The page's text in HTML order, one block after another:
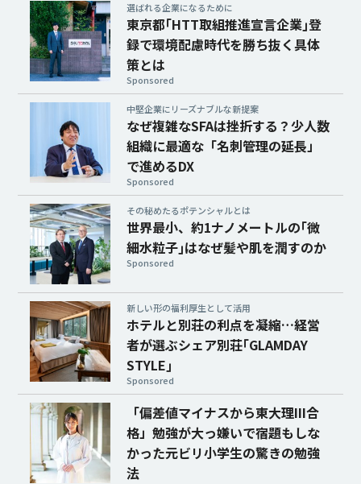
選ばれる企業になるために
東京都｢HTT取組推進宣言企業｣登
録で環境配慮時代を勝ち抜く具体
策とは
Sponsored
中堅企業にリーズナブルな新提案
なぜ複雑なSFAは挫折する？少人数
組織に最適な「名刺管理の延長」
で進めるDX
Sponsored
その秘めたるポテンシャルとは
世界最小、約1ナノメートルの｢微
細水粒子｣はなぜ髪や肌を潤すのか
Sponsored
新しい形の福利厚生として活用
ホテルと別荘の利点を凝縮…経営
者が選ぶシェア別荘｢GLAMDAY
STYLE｣
Sponsored
「偏差値マイナスから東大理III合
格」勉強が大っ嫌いで宿題もしな
かった元ビリ小学生の驚きの勉強
法